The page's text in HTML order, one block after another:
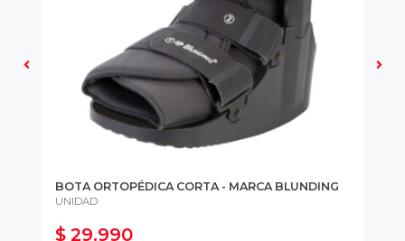
BOTA ORTOPÉDICA CORTA - MARCA BLUNDING
UNIDAD
$ 29.990